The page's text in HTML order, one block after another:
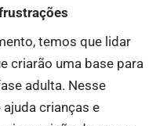
temos que lidar
criarão uma base para
adulta. Nesse
crianças e